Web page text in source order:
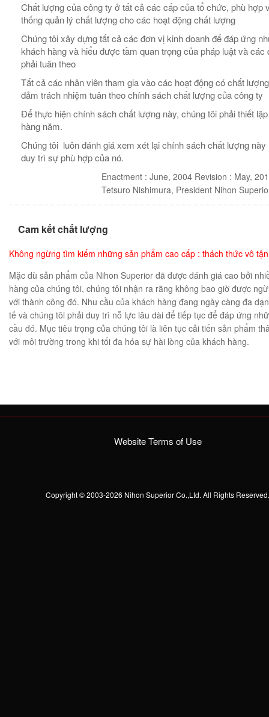
Chất lượng của công ty ở tất cả các cấp của tổ chức, phù hợp
thống quản lý chất lượng cho các hoạt động chất lượng
Chúng tôi xây dựng tất cả các đơn vị kinh doanh để đáp ứng
khách hàng và hiểu được tầm quan trọng của pháp luật và các
phải tuân theo
Tất cả các nhân viên tham gia vào các hoạt động có chất
đảm trách nhiệm tuân theo chính sách chất lượng của công ty
Để thực hiện chính sách chất lượng này, chúng tôi phải thiết
hàng năm.
Chúng tôi luôn đánh giá xem xét lại chính sách chất lượng này
duy trì sự phù hợp của nó.
Enactment : June, 2004 Revision : May,
Tetsuro Nishimura, President Nihon
Cam kết chất lượng
Không ngừng tìm kiếm những sản phẩm cao cấp : thách thức vô tận
Mặc dù sản phẩm của Nihon Superior đã được đánh giá cao bởi
hàng của chúng tôi, chúng tôi nhận ra rằng không bao giờ được
với thành công đó. Nhu cầu của khách hàng đang ngày càng đa
tế và chúng tôi phải duy trì nỗ lực lâu dài để tiếp tục để đáp ứng
cầu đó. Mục tiêu trọng của chúng tôi là liên tục cải tiến sản phẩm
với môi trường trong khi tối đa hóa sự hài lòng của khách hàng.
Website Terms of Use
Copyright © 2003-2026 Nihon Superior Co.,Ltd. All Rights Reserved.